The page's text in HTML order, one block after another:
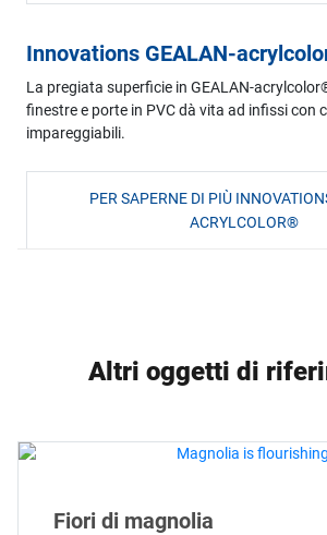
Innovations GEALAN-
La pregiata superficie in GEALAN-
finestre e porte in PVC dà vita ad infissi con
impareggiabili.
PER SAPERNE DI PIÙ
ACRYLCOLOR®
Altri oggetti di
Fiori di magnolia